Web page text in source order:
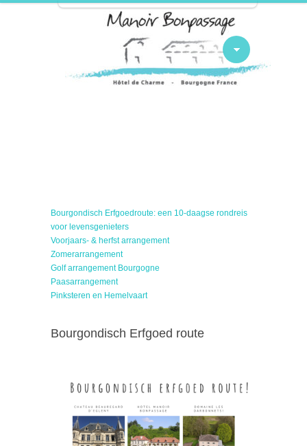
Bourgondisch Erfgoedroute: een 10-daagse rondreis
voor levensgenieters
Voorjaars- & herfst arrangement
Zomerarrangement
Golf arrangement Bourgogne
Paasarrangement
Pinksteren en Hemelvaart
Bourgondisch Erfgoed route